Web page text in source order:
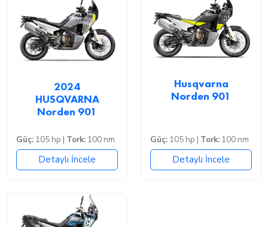
2024
HUSQVARNA
Norden 901
Güç: 105 hp | Tork: 100 nm
Detaylı İncele
Husqvarna
Norden 901
Güç: 105 hp | Tork: 100 nm
Detaylı İncele